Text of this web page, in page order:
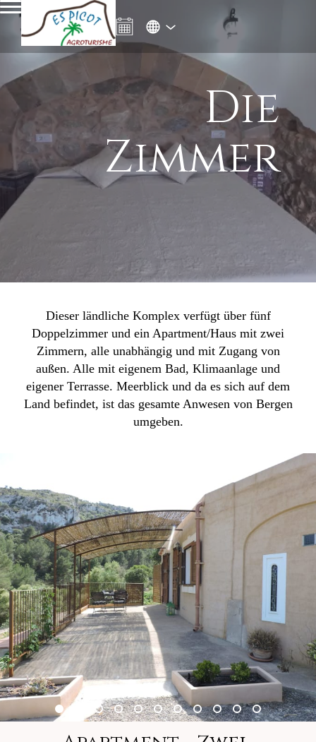
Die
Zimmer
Dieser ländliche Komplex verfügt über fünf
Doppelzimmer und ein Apartment/Haus mit zwei
Zimmern, alle unabhängig und mit Zugang von
außen. Alle mit eigenem Bad, Klimaanlage und
eigener Terrasse. Meerblick und da es sich auf dem
Land befindet, ist das gesamte Anwesen von Bergen
umgeben.